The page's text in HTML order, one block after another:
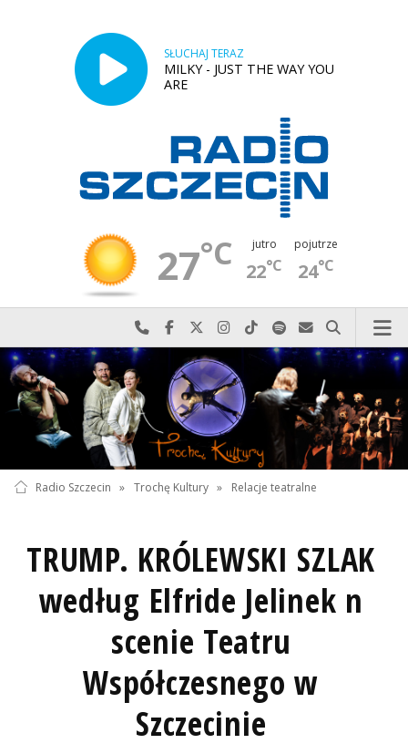
SŁUCHAJ TERAZ
MILKY - JUST THE WAY YOU
ARE
27°C jutro
22°C
pojutrze
24°C
Najlepiej po prostu do nas zadzwoń
Odwiedź nas na Facebook-u
Odwiedź nas na X
Odwiedź nas na Instagram-ie
Odwiedź nas na TikTok-u
Szukaj nas na Spotify
Wyślij do nas
Szukaj
Radio Szczecin » Trochę Kultury » Relacje teatralne
TRUMP. KRÓLEWSKI SZLAK
według Elfride Jelinek n
scenie Teatru
Współczesnego w
Szczecinie